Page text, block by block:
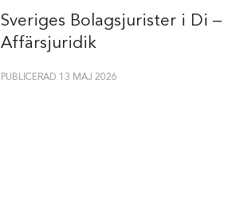
Sveriges Bolagsjurister i Di –
Affärsjuridik
PUBLICERAD 13 MAJ 2026